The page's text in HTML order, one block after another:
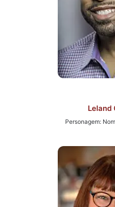
Leland
Personagem: